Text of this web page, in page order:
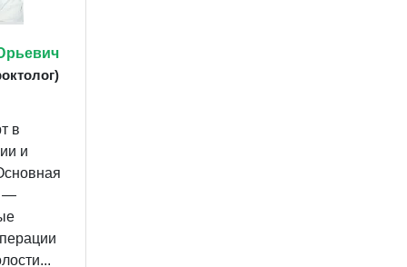
в
и
—